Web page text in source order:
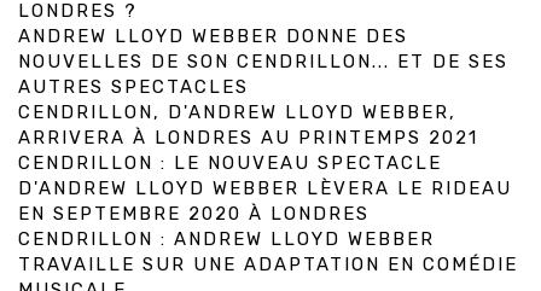
LONDRES ?
ANDREW LLOYD WEBBER DONNE DES
NOUVELLES DE SON CENDRILLON... ET DE SES
AUTRES SPECTACLES
CENDRILLON, D'ANDREW LLOYD WEBBER,
ARRIVERA À LONDRES AU PRINTEMPS 2021
CENDRILLON : LE NOUVEAU SPECTACLE
D'ANDREW LLOYD WEBBER LÈVERA LE RIDEAU
EN SEPTEMBRE 2020 À LONDRES
CENDRILLON : ANDREW LLOYD WEBBER
TRAVAILLE SUR UNE ADAPTATION EN COMÉDIE